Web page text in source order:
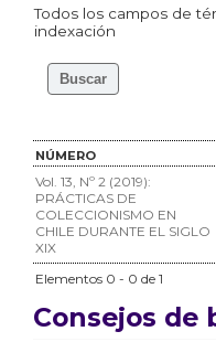
Todos los campos de
indexación
NÚMERO
Vol. 13, Nº 2 (2019):
PRÁCTICAS DE
COLECCIONISMO EN
CHILE DURANTE EL SIGLO
XIX
Elementos 0 - 0 de 1
Consejos de